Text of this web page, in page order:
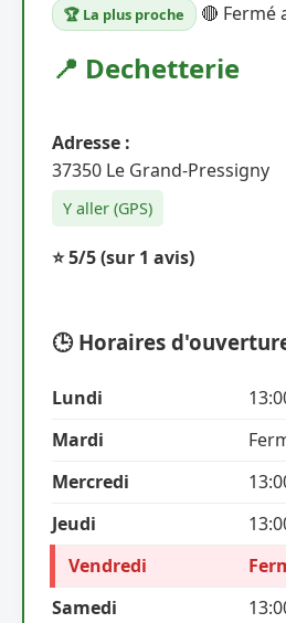
🏆 La plus proche 🔴 Fermé
📍 Dechetterie
Adresse :
37350 Le Grand-Pressigny
Y aller (GPS)
⭐ 5/5(sur 1 avis)
🕒 Horaires
Lundi
Mardi
Mercredi
Jeudi
Vendredi
Samedi